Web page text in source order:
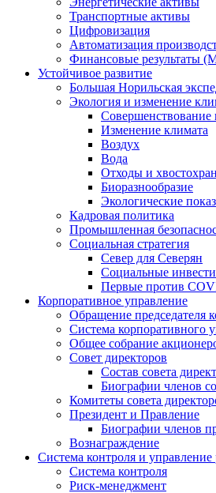
Транспортные активы
Цифровизация
Автоматизация
Финансовые результаты
Устойчивое развитие
Большая Норильская
Экология и изменение
Совершенствование
Изменение климата
Воздух
Вода
Отходы и
Биоразнообразие
Экологические
Кадровая политика
Промышленная
Социальная стратегия
Север для Северян
Социальные
Первые против
Корпоративное управление
Обращение председателя
Система корпоративного
Общее собрание
Совет директоров
Состав совета
Биографии членов
Комитеты совета
Президент и Правление
Биографии членов
Вознаграждение
Система контроля и управление
Система контроля
Риск-менеджмент